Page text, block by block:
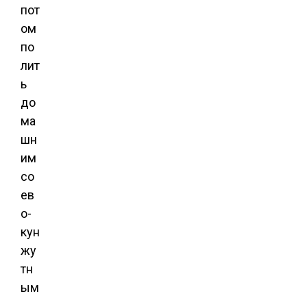
пот
ом
по
лит
ь
до
ма
шн
им
со
ев
о-
кун
жу
тн
ым